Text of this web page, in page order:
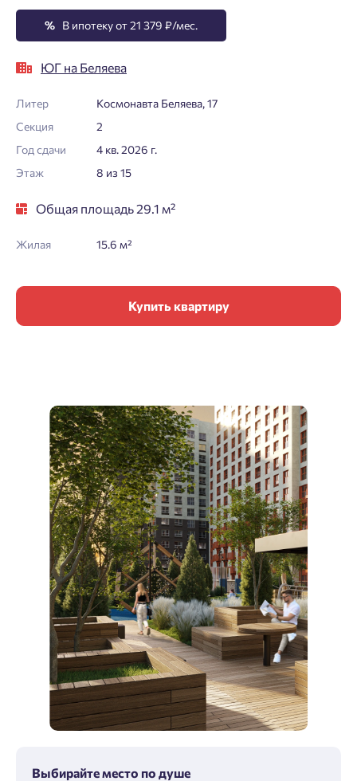
% В ипотеку от 21 379 ₽/мес.
ЮГ на Беляева
Литер
Космонавта Беляева, 17
Секция
2
Год сдачи
4 кв. 2026 г.
Этаж
8 из 15
Общая площадь 29.1 м²
Жилая 15.6 м²
Купить квартиру
Выбирайте место по душе